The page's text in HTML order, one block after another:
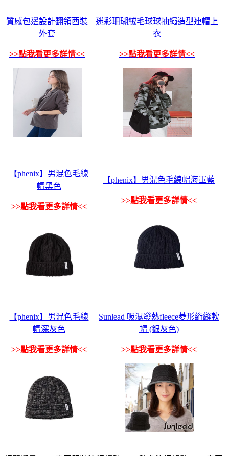
質感包邊設計翻領西裝
外套
>>點我看更多詳情<<
迷彩珊瑚絨毛球球抽繩造型連帽上
衣
>>點我看更多詳情<<
【phenix】男混色毛線
帽黑色
>>點我看更多詳情<<
【phenix】男混色毛線帽海軍藍
>>點我看更多詳情<<
【phenix】男混色毛線
帽深灰色
>>點我看更多詳情<<
Sunlead 吸濕發熱fleece菱形絎縫軟
帽 (銀灰色)
>>點我看更多詳情<<